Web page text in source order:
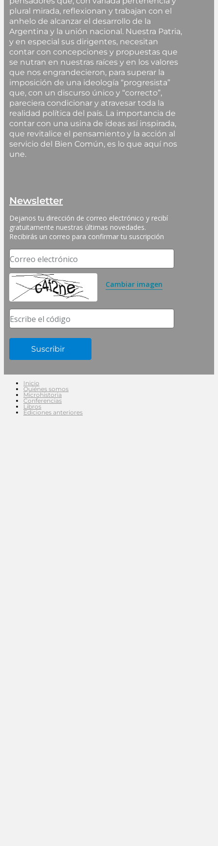
plural mirada, reflexionan y trabajan con el
anhelo de alcanzar el desarrollo de la
Argentina y la unión nacional. Nuestra Patria,
y en especial sus dirigentes, necesitan
contar con concepciones y propuestas que
se nutran en nuestras raíces y en los valores
que nos engrandecieron, para superar la
imposición de una ideología “progresista”
que, con un discurso único y “correcto”,
pareciera condicionar y atravesar toda la
realidad política del país. La importancia de
contar con una usina de ideas así inspirada,
que revitalice el pensamiento y la acción al
servicio del Bien Común, es lo que aquí nos
une.
Newsletter
Dejanos tu dirección de correo electrónico y recibí
gratuitamente nuestras últimas novedades.
Recibirás un correo para confirmar tu suscripción
Correo electrónico
Cambiar imagen
Escribe el código
Inicio
Quiénes somos
Microhistoria
Conferencias
Libros
Ediciones anteriores